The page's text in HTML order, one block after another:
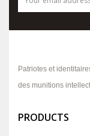
Patriotes et
des munitions
PRODUCTS